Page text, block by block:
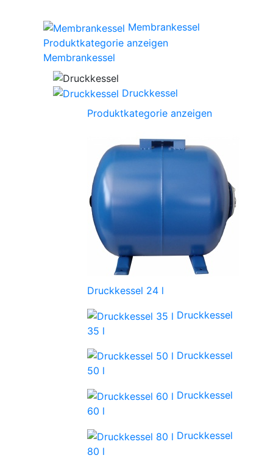
Membrankessel
Produktkategorie anzeigen
Membrankessel
Druckkessel
Produktkategorie anzeigen
Druckkessel 24 l
Druckkessel
35 l
Druckkessel
50 l
Druckkessel
60 l
Druckkessel
80 l